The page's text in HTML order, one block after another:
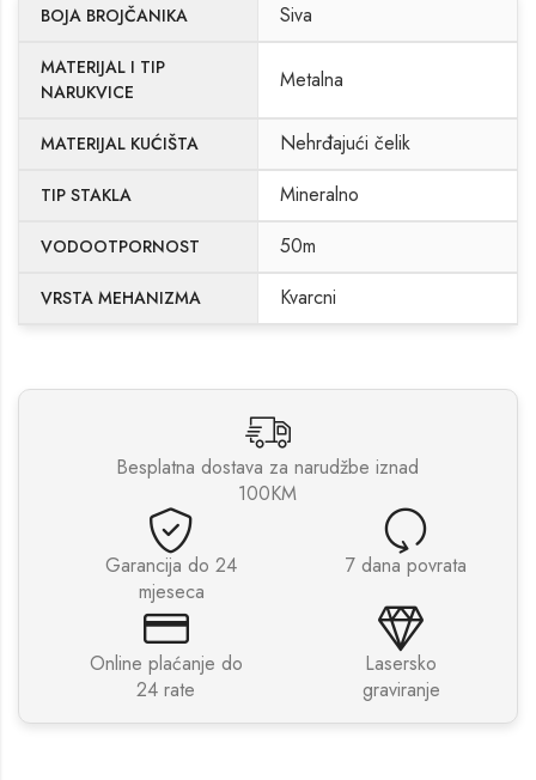
BOJA BROJČANIKA Siva
MATERIJAL I TIP
NARUKVICE
Metalna
MATERIJAL KUĆIŠTA Nehrđajući čelik
TIP STAKLA Mineralno
VODOOTPORNOST 50m
VRSTA MEHANIZMA Kvarcni
Besplatna dostava za narudžbe iznad
100KM
Garancija do 24
mjeseca
7 dana povrata
Online plaćanje do
24 rate
Lasersko
graviranje